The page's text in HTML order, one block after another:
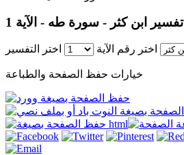
تفسير ابن كثر - سورة طه - الآية 1
اختر رقم الآية اختر التفسير
خيارات حفظ الصفحة والطباعة